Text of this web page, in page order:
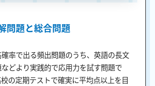
問題と総合問題
率で出る頻出問題のうち、英語の長文
どより実践的で応用力を試す問題で
の定期テストで確実に平均点以上を目